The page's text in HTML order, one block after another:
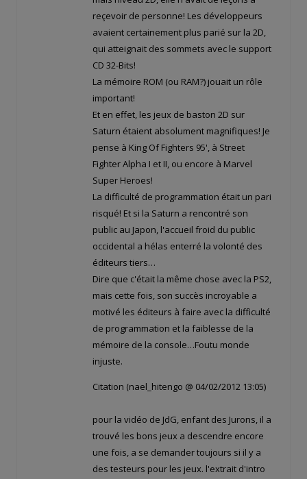
reçevoir de personne! Les développeurs
avaient certainement plus parié sur la 2D,
qui atteignait des sommets avec le support
CD 32-Bits!
La mémoire ROM (ou RAM?) jouait un rôle
important!
Et en effet, les jeux de baston 2D sur
Saturn étaient absolument magnifiques! Je
pense à King Of Fighters 95', à Street
Fighter Alpha I et II, ou encore à Marvel
Super Heroes!
La difficulté de programmation était un pari
risqué! Et si la Saturn a rencontré son
public au Japon, l'accueil froid du public
occidental a hélas enterré la volonté des
éditeurs tiers…
Dire que c'était la même chose avec la PS2,
mais cette fois, son succès incroyable a
motivé les éditeurs à faire avec la difficulté
de programmation et la faiblesse de la
mémoire de la console…Foutu monde
injuste.
Citation (nael_hitengo @ 04/02/2012 13:05)
pour la vidéo de JdG, enfant des Jurons, il a
trouvé les bons jeux a descendre encore
une fois, a se demander toujours si il y a
des testeurs pour les jeux. l'extrait d'intro